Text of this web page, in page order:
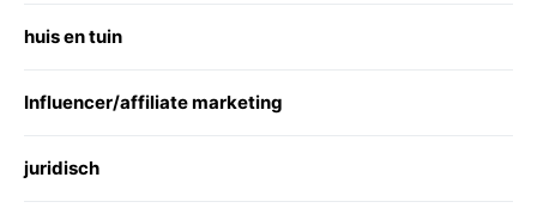
huis en tuin
Influencer/affiliate marketing
juridisch